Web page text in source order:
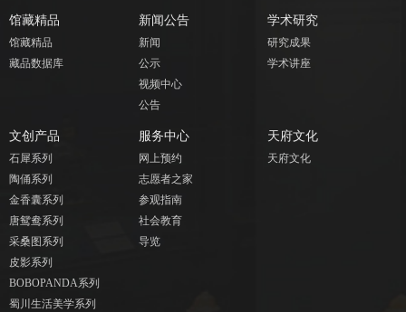
馆藏精品
馆藏精品
藏品数据库
新闻公告
新闻
公示
视频中心
公告
学术研究
研究成果
学术讲座
文创产品
石犀系列
陶俑系列
金香囊系列
唐鸳鸯系列
采桑图系列
皮影系列
BOBOPANDA系列
蜀川生活美学系列
服务中心
网上预约
志愿者之家
参观指南
社会教育
导览
天府文化
天府文化